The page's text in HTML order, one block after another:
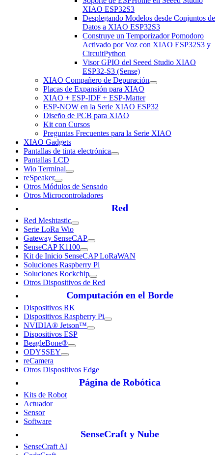
XIAO ESP32S3
Desplegando Modelos desde Conjuntos de
Datos a XIAO ESP32S3
Construye un Temporizador Pomodoro
Activado por Voz con XIAO ESP32S3 y
CircuitPython
Visor GPIO del Seeed Studio XIAO
ESP32-S3 (Sense)
XIAO Compañero de Depuración
Placas de Expansión para XIAO
XIAO + ESP-IDF + ESP-Matter
ESP-NOW en la Serie XIAO ESP32
Diseño de PCB para XIAO
Kit con Cursos
Preguntas Frecuentes para la Serie XIAO
XIAO Gadgets
Pantallas de tinta electrónica
Pantallas LCD
Wio Terminal
reSpeaker
Otros Módulos de Sensado
Otros Microcontroladores
Red
Red Meshtastic
Serie LoRa Wio
Gateway SenseCAP
SenseCAP K1100
Kit de Inicio SenseCAP LoRaWAN
Soluciones Raspberry Pi
Soluciones Rockchip
Otros Dispositivos de Red
Computación en el Borde
Dispositivos RK
Dispositivos Raspberry Pi
NVIDIA® Jetson™
Dispositivos ESP
BeagleBone®
ODYSSEY
reCamera
Otros Dispositivos Edge
Página de Robótica
Kits de Robot
Actuador
Sensor
Software
SenseCraft y Nube
SenseCraft AI